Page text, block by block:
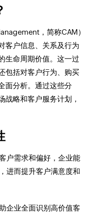
，简称CAM）
客户信息、关系及行为
生命周期价值。这一过
包括对客户行为、购买
面分析。通过这些分
战略和客户服务计划，
户需求和偏好，企业能
进而提升客户满意度和
企业全面识别高价值客